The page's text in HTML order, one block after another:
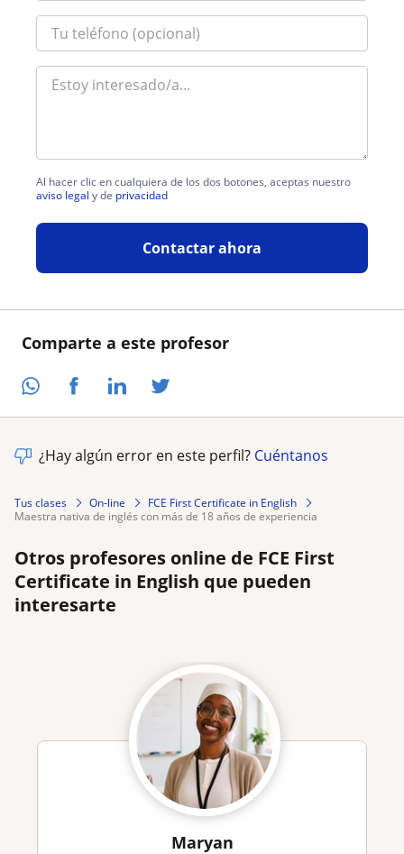
Comparte a este profesor
Al hacer clic en cualquiera de los dos botones, aceptas nuestro
aviso legal y de privacidad
Contactar ahora
¿Hay algún error en este perfil? Cuéntanos
Tus clases On-line
FCE First Certificate in English
maestra nativa de inglés con más de 18 años de experiencia
Otros profesores online de FCE First
Certificate in English que pueden
interesarte
Maryan